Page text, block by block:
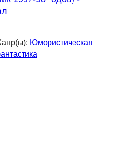
Юмористическая